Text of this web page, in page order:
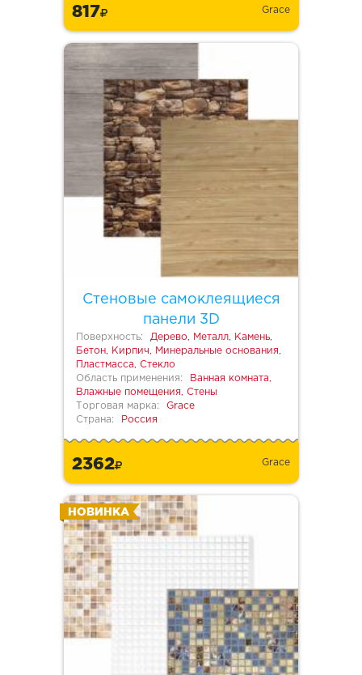
817 Grace
Стеновые самоклеящиеся
панели 3D
Поверхность:
Дерево, Металл, Камень,
Бетон, Кирпич, Минеральные основания,
Пластмасса, Стекло
Область применения:
Ванная комната,
Влажные помещения, Стены
Торговая марка:
Grace
Страна:
Россия
2362 Grace
НОВИНКА